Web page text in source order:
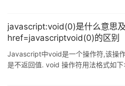
javascript:void(0)是什么意思
href=javascriptvoid(0)的区别
Javascript中void是一个操作符,该操
是不返回值. void 操作符用法格式如